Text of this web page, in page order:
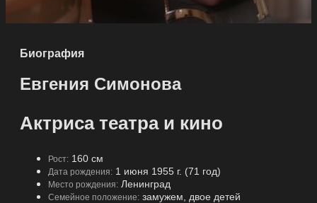
Биография
Евгения Симонова
Актриса театра и кино
Рост: 160 см
Дата рождения: 1 июня 1955 г. (71 год)
Место рождения: Ленинград
Семейное положение: замужем, двое детей